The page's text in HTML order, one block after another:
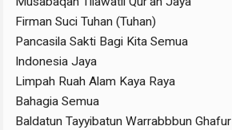
Firman Suci Tuhan (Tuhan)
Pancasila Sakti Bagi Kita Semua
Indonesia Jaya
Limpah Ruah Alam Kaya Raya
Bahagia Semua
Baldatun Tayyibatun Warrabbbun Ghafur